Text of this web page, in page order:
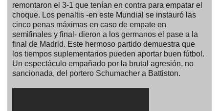
remontaron el 3-1 que tenían en contra para empatar el
choque. Los penaltis -en este Mundial se instauró las
cinco penas máximas en caso de empate en
semifinales y final- dieron a los germanos el pase a la
final de Madrid. Este hermoso partido demuestra que
los tiempos suplementarios pueden aportar buen fútbol.
Un espectáculo empañado por la brutal agresión, no
sancionada, del portero Schumacher a Battiston.